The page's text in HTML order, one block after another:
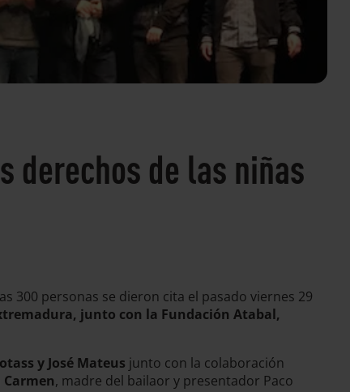
derechos de las niñas
300 personas se dieron cita el pasado viernes 29
junto con la Fundación Atabal,
y José Mateus junto con la colaboración
, madre del bailaor y presentador Paco